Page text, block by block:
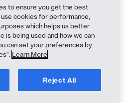
Kalifornien)
Software, Inc. Alla rättigheter
to ensure you get the best
cookies for performance,
which helps us better
is being used and how we can
can set your preferences by
Learn More
Reject All